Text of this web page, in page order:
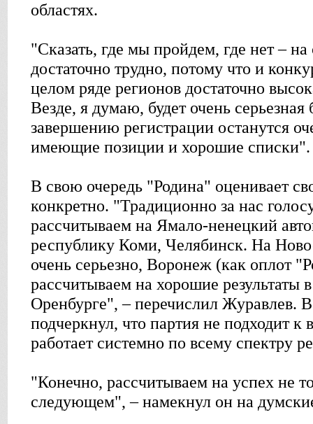
областях.
"Сказать, где мы пройдем, где нет –
достаточно трудно, потому что и
целом ряде регионов достаточно
Везде, я думаю, будет очень
завершению регистрации останутся
имеющие позиции и хорошие списки".
В свою очередь "Родина" оценивает
конкретно. "Традиционно за нас
рассчитываем на Ямало-ненецкий
республику Коми, Челябинск. На
очень серьезно, Воронеж (как оплот
рассчитываем на хорошие результаты
Оренбурге", – перечислил Журавлев.
подчеркнул, что партия не подходит к
работает системно по всему спектру
"Конечно, рассчитываем на успех не
следующем", – намекнул он на